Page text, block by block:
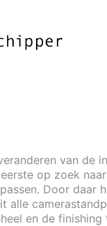
van de
op zoek
Door daar
alle
en de finishing